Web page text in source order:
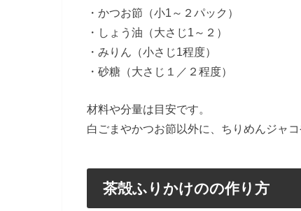
・かつお節（小1～２パック）
・しょう油（大さじ1～２）
・みりん（小さじ1程度）
・砂糖（大さじ１／２程度）
材料や分量は目安です。
白ごまやかつお節以外に、ちりめんジャ
茶殻ふりかけのの作り方